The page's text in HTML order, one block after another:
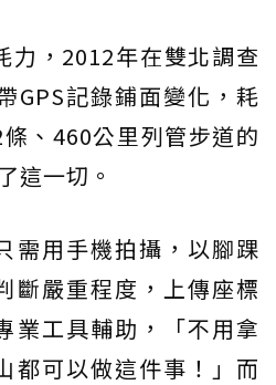
力，2012年在雙北調查
GPS記錄鋪面變化，耗
、460公里列管步道的
這一切。
需用手機拍攝，以腳踝
斷嚴重程度，上傳座標
業工具輔助，「不用拿
都可以做這件事！」而